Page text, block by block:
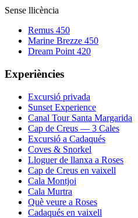
Sense llicència
Remus 450
Marine Brezze 450
Dream Point 420
Experiències
Excursió privada
Sunset Experience
Canal Tour Santa Margarida
Cap de Creus — 3 Cales
Excursió a Cadaqués
Coves & Snorkel
Lloguer de llanxa a Roses
Cap de Creus en vaixell
Cala Montjoi
Cala Murtra
Què veure a Roses
Cadaqués en vaixell